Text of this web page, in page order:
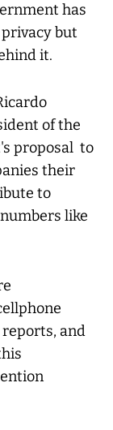
has
but
it.
of the
proposal to
their
to
like
and